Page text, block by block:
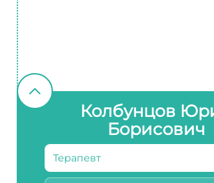
Колбунцов
Борисович
Терапевт